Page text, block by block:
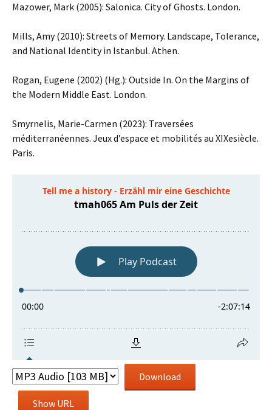
Mazower, Mark (2005): Salonica. City of Ghosts. London.
Mills, Amy (2010): Streets of Memory. Landscape, Tolerance,
and National Identity in Istanbul. Athen.
Rogan, Eugene (2002) (Hg.): Outside In. On the Margins of
the Modern Middle East. London.
Smyrnelis, Marie-Carmen (2023): Traversées
méditerranéennes. Jeux d’espace et mobilités au XIXesiècle.
Paris.
Download
Show URL